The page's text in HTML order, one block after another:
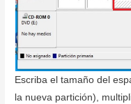
Escriba el tamaño del
la nueva partición),